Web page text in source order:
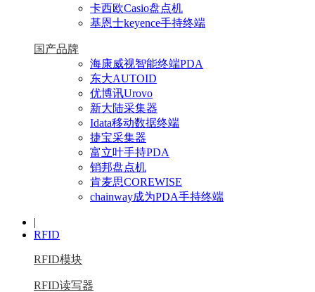
卡西欧Casio盘点机
基恩士keyence手持终端
国产品牌
海康威视智能终端PDA
东大AUTOID
优博讯Urovo
新大陆采集器
Idata移动数据终端
捷宝采集器
富立叶手持PDA
销邦盘点机
肯麦思COREWISE
chainway成为PDA手持终端
|
RFID
RFID模块
RFID读写器